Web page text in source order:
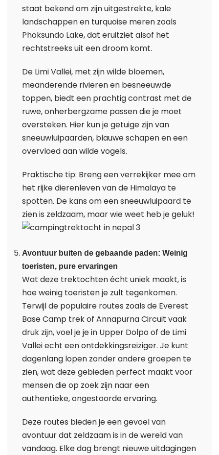
staat bekend om zijn uitgestrekte, kale
landschappen en turquoise meren zoals
Phoksundo Lake, dat eruitziet alsof het
rechtstreeks uit een droom komt.
De Limi Vallei, met zijn wilde bloemen,
meanderende rivieren en besneeuwde
toppen, biedt een prachtig contrast met de
ruwe, onherbergzame passen die je moet
oversteken. Hier kun je getuige zijn van
sneeuwluipaarden, blauwe schapen en een
overvloed aan wilde vogels.
Praktische tip: Breng een verrekijker mee om
het rijke dierenleven van de Himalaya te
spotten. De kans om een sneeuwluipaard te
zien is zeldzaam, maar wie weet heb je geluk!
Avontuur buiten de gebaande paden: Weinig
toeristen, pure ervaringen
Wat deze trektochten écht uniek maakt, is
hoe weinig toeristen je zult tegenkomen.
Terwijl de populaire routes zoals de Everest
Base Camp trek of Annapurna Circuit vaak
druk zijn, voel je je in Upper Dolpo of de Limi
Vallei echt een ontdekkingsreiziger. Je kunt
dagenlang lopen zonder andere groepen te
zien, wat deze gebieden perfect maakt voor
mensen die op zoek zijn naar een
authentieke, ongestoorde ervaring.
Deze routes bieden je een gevoel van
avontuur dat zeldzaam is in de wereld van
vandaag. Elke dag brengt nieuwe uitdagingen